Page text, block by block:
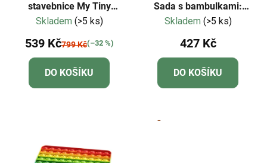
stavebnice My Tiny
World- 56 ks
Skladem (>5 ks)
539 Kč799 Kč(–32 %)
DO KOŠÍKU
Sada s bambulkami:
Oblékání zvířat
Skladem (>5 ks)
427 Kč
DO KOŠÍKU